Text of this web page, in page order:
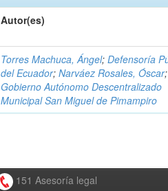
Autor(es)
Torres Machuca, Ángel;Defensoría
del Ecuador;Narváez Rosales, Óscar;
Gobierno Autónomo Descentralizado
Municipal San Miguel de Pimampiro
151 Asesoría legal